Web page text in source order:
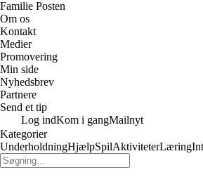
Familie Posten
Om os
Kontakt
Medier
Promovering
Min side
Nyhedsbrev
Partnere
Send et tip
Log indKom i gangMailnyt
Kategorier
UnderholdningHjælpSpilAktiviteterLæring